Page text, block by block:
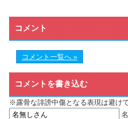
コメント
コメント一覧へ »
コメントを書き込む
※露骨な誹謗中傷となる表現は避けて